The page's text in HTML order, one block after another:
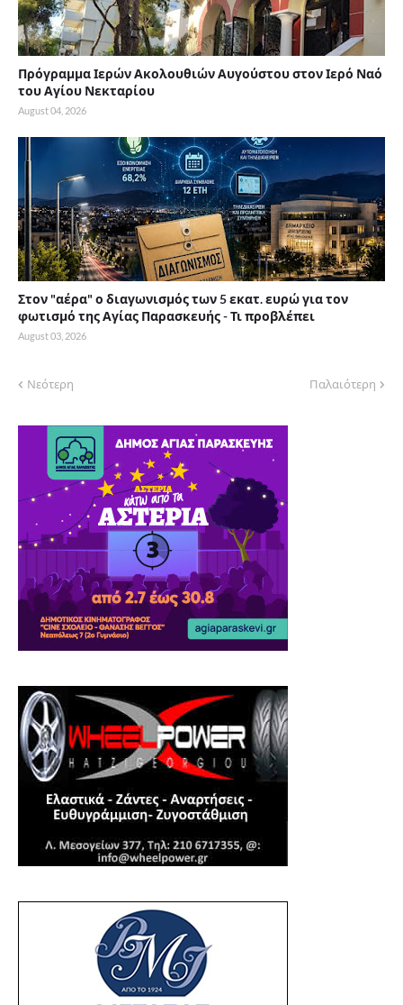
Πρόγραμμα Ιερών Ακολουθιών Αυγούστου στον Ιερό Ναό
του Αγίου Νεκταρίου
August 04, 2026
Στον "αέρα" ο διαγωνισμός των 5 εκατ. ευρώ για τον
φωτισμό της Αγίας Παρασκευής - Τι προβλέπει
August 03, 2026
Νεότερη Παλαιότερη